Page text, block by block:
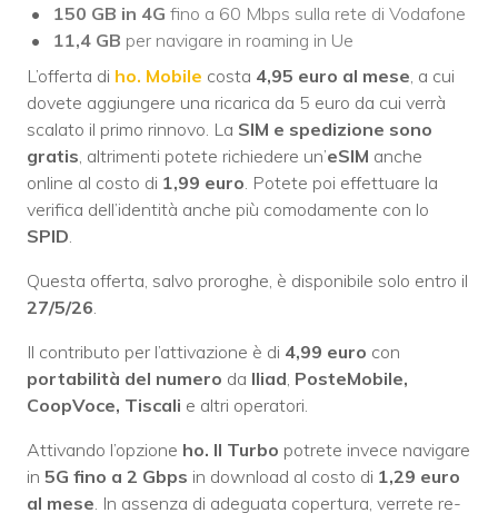
150 GB in 4G fino a 60 Mbps sulla rete di Vodafone
11,4 GB per navigare in roaming in Ue
L’offerta di ho. Mobile costa 4,95 euro al mese , a cui
dovete aggiungere una ricarica da 5 euro da cui verrà
scalato il primo rinnovo. La SIM e spedizione sono
gratis , altrimenti potete richiedere un’eSIM anche
online al costo di 1,99 euro . Potete poi effettuare la
verifica dell’identità anche più comodamente con lo
SPID
Questa offerta, salvo proroghe, è disponibile solo entro il
27/5/26
Il contributo per l’attivazione è di 4,99 euro con
portabilità del numero da Iliad PosteMobile,
CoopVoce, Tiscali e altri operatori.
Attivando l’opzione ho. Il Turbo potrete invece navigare
in 5G fino a 2 Gbps in download al costo di 1,29 euro
al mese . In assenza di adeguata copertura, verrete re-